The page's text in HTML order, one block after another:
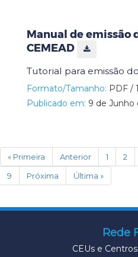
Manual de emissão
CEMEAD
Tutorial para emissão
Formato/Tamanho: PDF /
Publicado em: 9 de Junho
« Primeira Anterior 1 2
9
Próxima Última »
Rede
CEUs e